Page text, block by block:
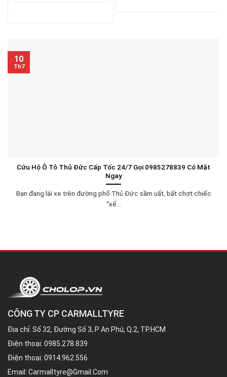
Cứu Hộ Ô Tô Thủ Đức Cấp Tốc 24/7 Gọi 0985278839 Có Mặt
Ngay
Bạn đang lái xe trên đường phố Thủ Đức sầm uất, bất chợt chiếc
“xế...
10
Th7
CÔNG TY CP CARMALLTYRE
Địa chỉ: Số 32, Đường Số 3, P An Phú, Q.2, TP.HCM
Điện thoại: 0985.278.839
Điện thoại: 0914.962.556
Email: Carmalltyre@gmail.com